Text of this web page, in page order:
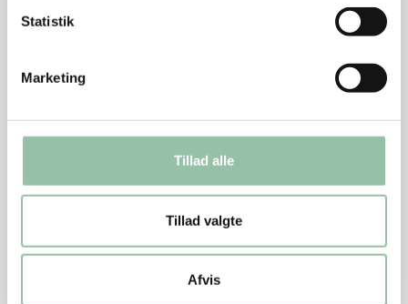
Statistik
Marketing
Tillad alle
Tillad valgte
Afvis
sider.
Rør mælk i lidt ad gangen og bag igennem under
Skræl persillerødder og æbler og skær dem i grove
stykker. Kog dem møre i letsaltet vand, ca. 15
minutter. Hæld vandet fra, og blend persillerødder og
æble til en glat puré. Afkøl puréen let og rør den i